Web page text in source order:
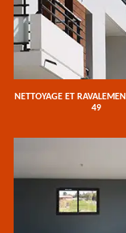
NETTOYAGE ET
49